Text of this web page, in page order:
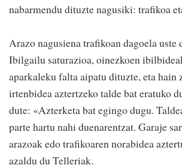
nabarmendu dituzte nagusiki: trafikoa
Arazo nagusiena trafikoan dagoela uste
Ibilgailu saturazioa, oinezkoen
aparkaleku falta aipatu dituzte, eta hain
irtenbidea aztertzeko talde bat eratuko
dute: «Azterketa bat egingo dugu.
parte hartu nahi duenarentzat. Garaje
arazoak edo trafikoaren norabidea
azaldu du Telleriak.